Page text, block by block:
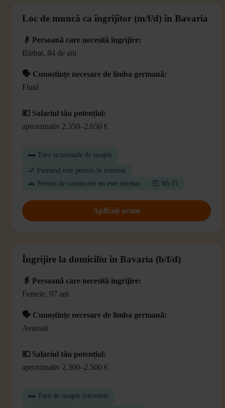
Loc de muncă ca îngrijitor (m/f/d) în Bavaria
👴 Persoană care necesită îngrijire:
Bărbat, 84 de ani
🗣️ Cunoștințe necesare de limba germană:
Fluid
💶 Salariul tău potențial:
aproximativ 2.350–2.650 €
🛏️ Ture ocazionale de noapte
🚬 Fumatul este permis în exterior
🚗 Permis de conducere nu este necesar
🛜 Wi-Fi
Aplicați acum
Îngrijire la domiciliu în Bavaria (b/f/d)
👵 Persoană care necesită îngrijire:
Femeie, 97 ani
🗣️ Cunoștințe necesare de limba germană:
Avansat
💶 Salariul tău potențial:
aproximativ 2.300–2.500 €
🛏️ Ture de noapte frecvente